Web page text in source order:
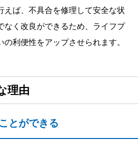
えば、不具合を修理して安全な状
なく改良ができるため、ライフプ
利便性をアップさせられます。
理由
とができる